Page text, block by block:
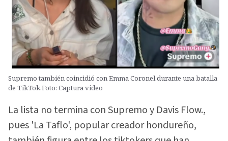
Supremo también coincidió con Emma Coronel durante una batalla
de TikTok.Foto: Captura video
La lista no termina con Supremo y Davis Flow.,
pues 'La Taflo', popular creador hondureño,